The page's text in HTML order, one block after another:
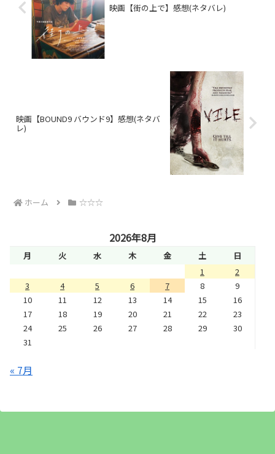
映画【街の上で】感想(ネタバレ)
映画【BOUND9 バウンド9】感想(ネタバ
レ)
ホーム ☆☆☆
2026年8月
月 火 水 木 金 土
日
1
2
3
4 5 6 7 8
9
10
11 12 13 14 15
16
17
18 19 20 21 22
23
24
25 26 27 28 29
30
31
« 7月